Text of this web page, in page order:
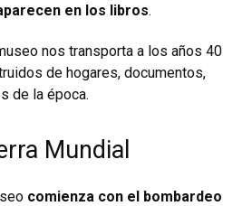
en los libros.
nos transporta a los años 40
de hogares, documentos,
de la época.
Mundial
comienza con el bombardeo